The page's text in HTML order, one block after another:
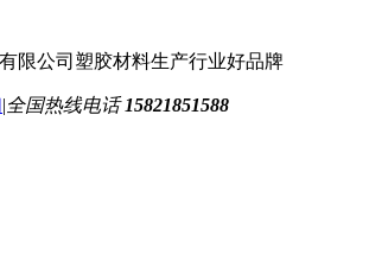
限公司 塑胶材料生产行业好品牌
|全国热线电话15821851588